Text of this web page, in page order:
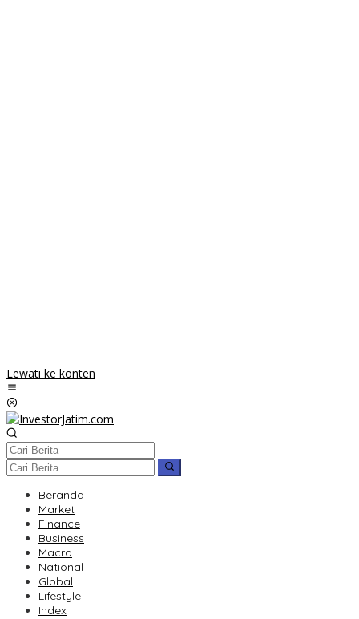
Lewati ke konten
Beranda
Market
Finance
Business
Macro
National
Global
Lifestyle
Index